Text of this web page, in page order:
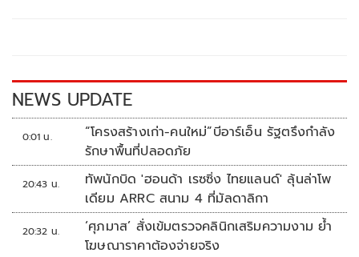
k k
NEWS UPDATE
0:01 น.
“โครงสร้างเก่า-คนใหม่”บีอาร์เอ็น รัฐตรึงกำลัง
รักษาพื้นที่ปลอดภัย
20:43 น.
ทัพนักบิด 'ฮอนด้า เรซซิ่ง ไทยแลนด์' ลุ้นล่าโพ
เดียม ARRC สนาม 4 ที่มัลดาลิกา
20:32 น.
‘ศุภมาส’ สั่งเข้มตรวจคลินิกเสริมความงาม ย้ำ
โฆษณาราคาต้องจ่ายจริง